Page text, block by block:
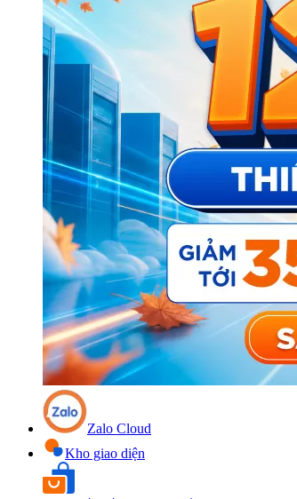
Zalo Cloud
Kho giao diện